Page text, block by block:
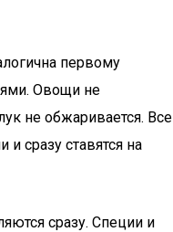
первому
Овощи не
не обжаривается. Все
сразу ставятся на
сразу. Специи и